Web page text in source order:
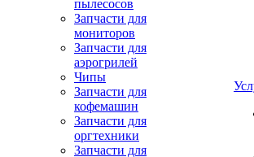
пылесосов
Запчасти для
мониторов
Запчасти для
аэрогрилей
Чипы
Запчасти для
кофемашин
Запчасти для
оргтехники
Запчасти для